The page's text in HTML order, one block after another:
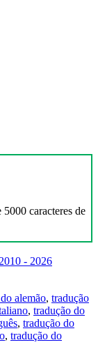
caracteres de
- 2026
alemão, tradução
, tradução do
, tradução do
, tradução do